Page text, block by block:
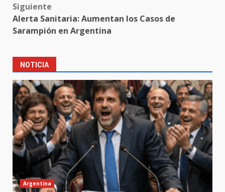
Siguiente
Alerta Sanitaria: Aumentan los Casos de
Sarampión en Argentina
NOTICIA
Argentina